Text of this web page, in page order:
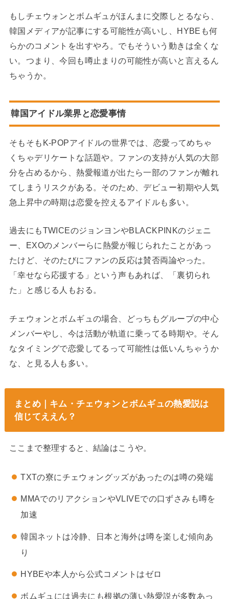
もしチェウォンとボムギュがほんまに交際しとるなら、
韓国メディアが記事にする可能性が高いし、HYBEも何
らかのコメントを出すやろ。でもそういう動きは全くな
い。つまり、今回も噂止まりの可能性が高いと言えるん
ちゃうか。
韓国アイドル業界と恋愛事情
そもそもK-POPアイドルの世界では、恋愛ってめちゃ
くちゃデリケートな話題や。ファンの支持が人気の大部
分を占めるから、熱愛報道が出たら一部のファンが離れ
てしまうリスクがある。そのため、デビュー初期や人気
急上昇中の時期は恋愛を控えるアイドルも多い。
過去にもTWICEのジョンヨンやBLACKPINKのジェニ
ー、EXOのメンバーらに熱愛が報じられたことがあっ
たけど、そのたびにファンの反応は賛否両論やった。
「幸せなら応援する」という声もあれば、「裏切られ
た」と感じる人もおる。
チェウォンとボムギュの場合、どっちもグループの中心
メンバーやし、今は活動が軌道に乗ってる時期や。そん
なタイミングで恋愛してるって可能性は低いんちゃうか
な、と見る人も多い。
まとめ｜キム・チェウォンとボムギュの熱愛説は
信じてええん？
ここまで整理すると、結論はこうや。
TXTの寮にチェウォングッズがあったのは噂の発端
MMAでのリアクションやVLIVEでの口ずさみも噂を
加速
韓国ネットは冷静、日本と海外は噂を楽しむ傾向あ
り
HYBEや本人から公式コメントはゼロ
ボムギュには過去にも根拠の薄い熱愛説が多数あっ